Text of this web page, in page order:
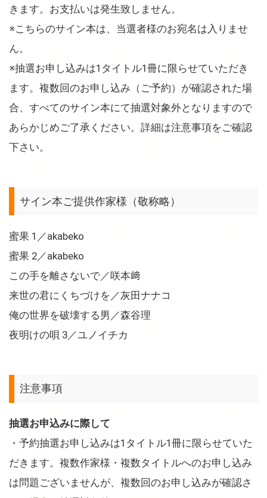
きます。お支払いは発生致しません。
※こちらのサイン本は、当選者様のお宛名は入りませ
ん。
※抽選お申し込みは1タイトル1冊に限らせていただき
ます。複数回のお申し込み（ご予約）が確認された場
合、すべてのサイン本にて抽選対象外となりますので
あらかじめご了承ください。詳細は注意事項をご確認
下さい。
サイン本ご提供作家様（敬称略）
蜜果 1／akabeko
蜜果 2／akabeko
この手を離さないで／咲本﨑
来世の君にくちづけを／灰田ナナコ
俺の世界を破壊する男／森谷理
夜明けの唄 3／ユノイチカ
注意事項
抽選お申込みに際して
・予約抽選お申し込みは1タイトル1冊に限らせていた
だきます。複数作家様・複数タイトルへのお申し込み
は問題ございませんが、複数回のお申し込みが確認さ